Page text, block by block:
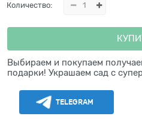
Количество:
Выбираем и покупаем
подарки! Украшаем сад с
TELEGRAM